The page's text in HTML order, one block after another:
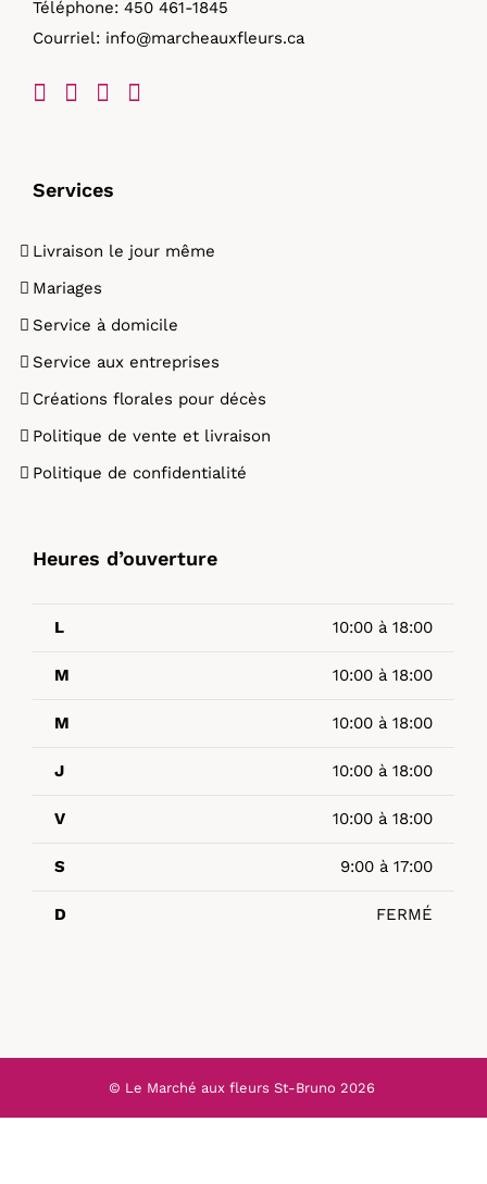
Téléphone: 450 461-1845
Courriel: info@marcheauxfleurs.ca
Services
Livraison le jour même
Mariages
Service à domicile
Service aux entreprises
Créations florales pour décès
Politique de vente et livraison
Politique de confidentialité
Heures d’ouverture
L 10:00 à 18:00
M 10:00 à 18:00
M 10:00 à 18:00
J 10:00 à 18:00
V 10:00 à 18:00
S 9:00 à 17:00
D FERMÉ
© Le Marché aux fleurs St-Bruno 2026